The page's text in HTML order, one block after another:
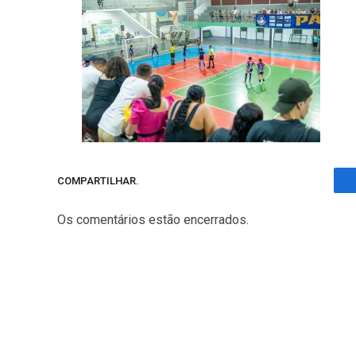
COMPARTILHAR.
Os comentários estão encerrados.